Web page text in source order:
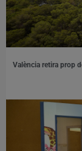
València retira prop